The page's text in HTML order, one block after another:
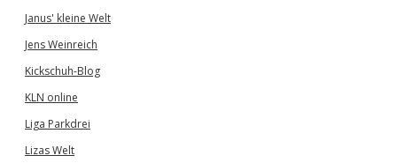
Janus' kleine Welt
Jens Weinreich
Kickschuh-Blog
KLN online
Liga Parkdrei
Lizas Welt